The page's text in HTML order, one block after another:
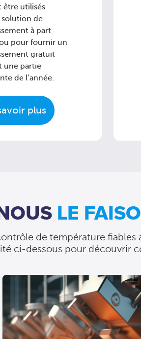
être utilisés
de
à part
pour fournir un
gratuit
une partie
de l’année.
plus
LE
de température fiables
ci-dessous pour découvrir